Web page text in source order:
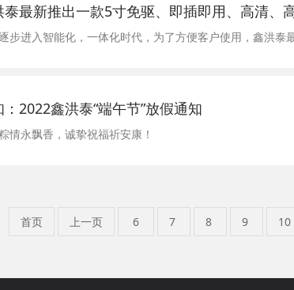
泰最新推出一款5寸免驱、即插即用、高清、
：2022鑫洪泰“端午节”放假通知
情永飘香，诚挚祝福祈安康！
首页 上一页 6 7 8 9 10